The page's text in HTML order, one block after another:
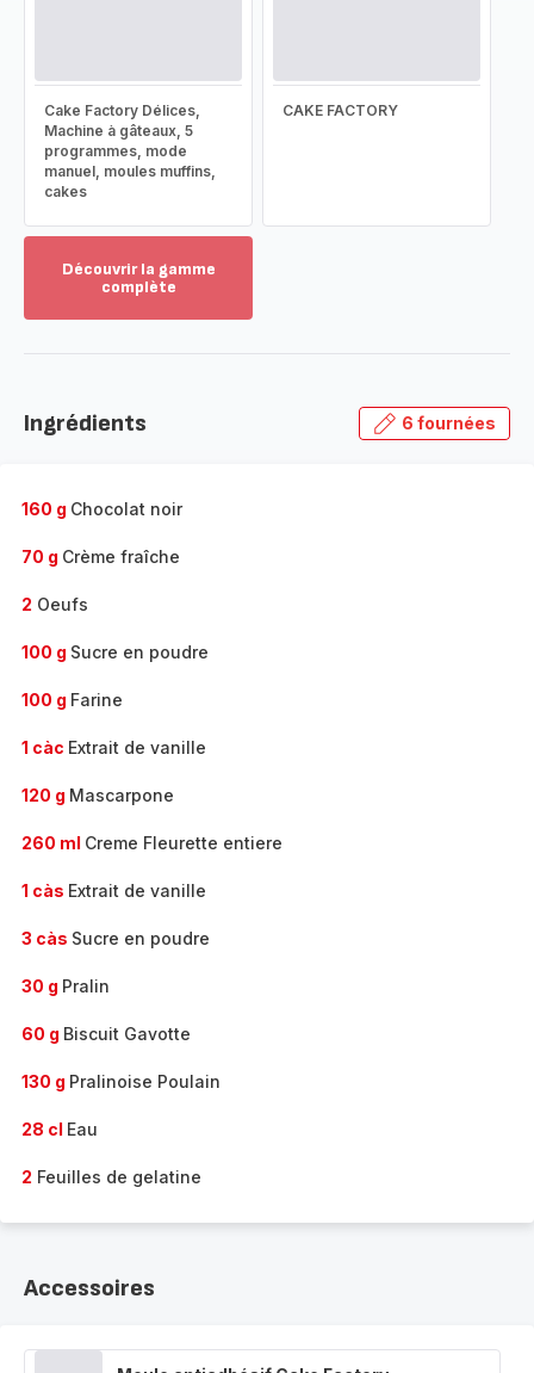
Cake Factory Délices,
Machine à gâteaux, 5
programmes, mode
manuel, moules muffins,
cakes
CAKE FACTORY
Découvrir la gamme
complète
gamme
Ingrédients 6 fournées
160 g Chocolat noir
70 g Crème fraîche
2 Oeufs
100 g Sucre en poudre
100 g Farine
1 càc Extrait de vanille
120 g Mascarpone
260 ml Creme Fleurette entiere
1 càs Extrait de vanille
3 càs Sucre en poudre
30 g Pralin
60 g Biscuit Gavotte
130 g Pralinoise Poulain
28 cl Eau
2 Feuilles de gelatine
Accessoires